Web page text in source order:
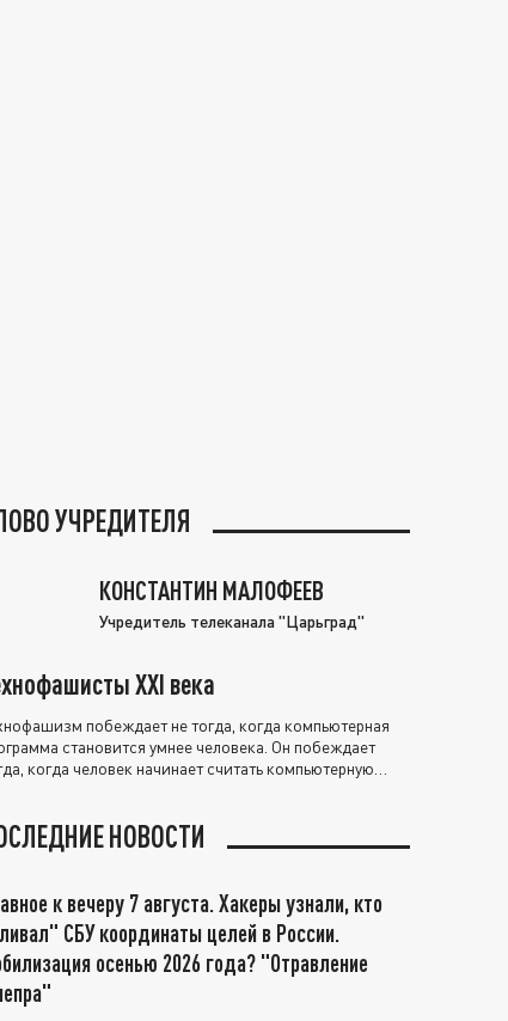
УЧРЕДИТЕЛЯ
КОНСТАНТИН МАЛОФЕЕВ
Учредитель телеканала "Царьград"
XXI века
побеждает не тогда, когда компьютерная
становится умнее человека. Он побеждает
когда человек начинает считать компьютерную
НОВОСТИ
к вечеру 7 августа. Хакеры узнали, кто
СБУ координаты целей в России.
осенью 2026 года? "Отравление